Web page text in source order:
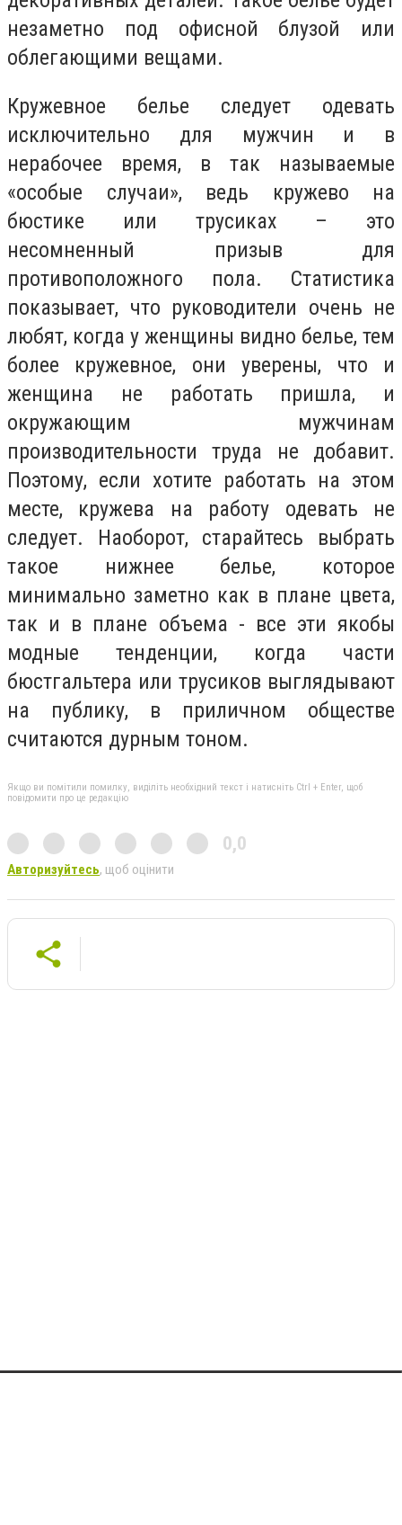
незаметно под офисной блузой или
облегающими вещами.
Кружевное белье следует одевать
исключительно для мужчин и в
нерабочее время, в так называемые
«особые случаи», ведь кружево на
бюстике или трусиках – это
несомненный призыв для
противоположного пола. Статистика
показывает, что руководители очень не
любят, когда у женщины видно белье, тем
более кружевное, они уверены, что и
женщина не работать пришла, и
окружающим мужчинам
производительности труда не добавит.
Поэтому, если хотите работать на этом
месте, кружева на работу одевать не
следует. Наоборот, старайтесь выбрать
такое нижнее белье, которое
минимально заметно как в плане цвета,
так и в плане объема - все эти якобы
модные тенденции, когда части
бюстгальтера или трусиков выглядывают
на публику, в приличном обществе
считаются дурным тоном.
Якщо ви помітили помилку, виділіть необхідний текст і натисніть Ctrl + Enter, щоб
повідомити про це редакцію
0,0
Авторизуйтесь, щоб оцінити